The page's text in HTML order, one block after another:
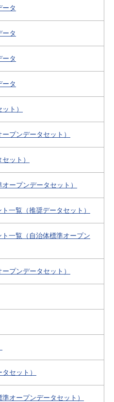
タ
タ
タ
タ
ト）
プンデータセット）
ット）
ープンデータセット）
一覧（推奨データセット）
一覧（自治体標準オープン
プンデータセット）
セット）
オープンデータセット）